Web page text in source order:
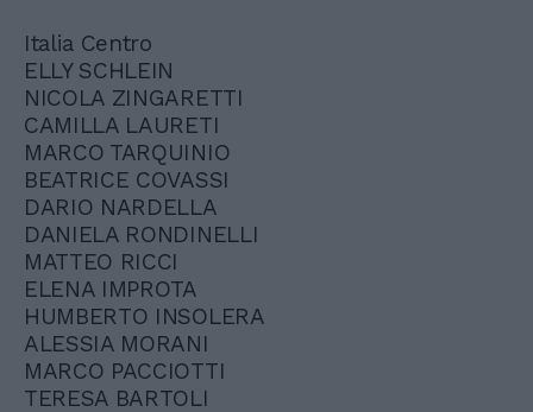
Italia Centro
ELLY SCHLEIN
NICOLA ZINGARETTI
CAMILLA LAURETI
MARCO TARQUINIO
BEATRICE COVASSI
DARIO NARDELLA
DANIELA RONDINELLI
MATTEO RICCI
ELENA IMPROTA
HUMBERTO INSOLERA
ALESSIA MORANI
MARCO PACCIOTTI
TERESA BARTOLI